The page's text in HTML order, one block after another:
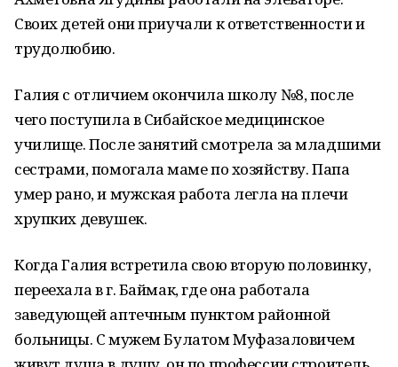
Своих детей они приучали к ответственности и
трудолюбию.
Галия с отличием окончила школу №8, после
чего поступила в Сибайское медицинское
училище. После занятий смотрела за младшими
сестрами, помогала маме по хозяйству. Папа
умер рано, и мужская работа легла на плечи
хрупких девушек.
Когда Галия встретила свою вторую половинку,
переехала в г. Баймак, где она работала
заведующей аптечным пунктом районной
больницы. С мужем Булатом Муфазаловичем